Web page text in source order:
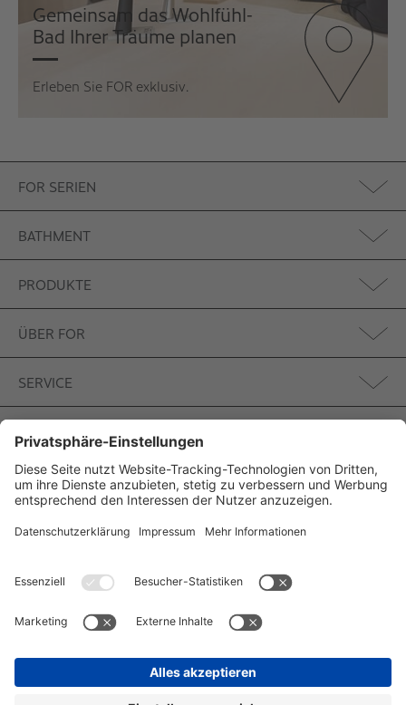
Gemeinsam das Wohlfühl-
Bad Ihrer Träume planen
Erleben Sie FOR exklusiv
FOR SERIEN
BATHMENT
PRODUKTE
ÜBER FOR
SERVICE
BADIDEEN
Datenschutz